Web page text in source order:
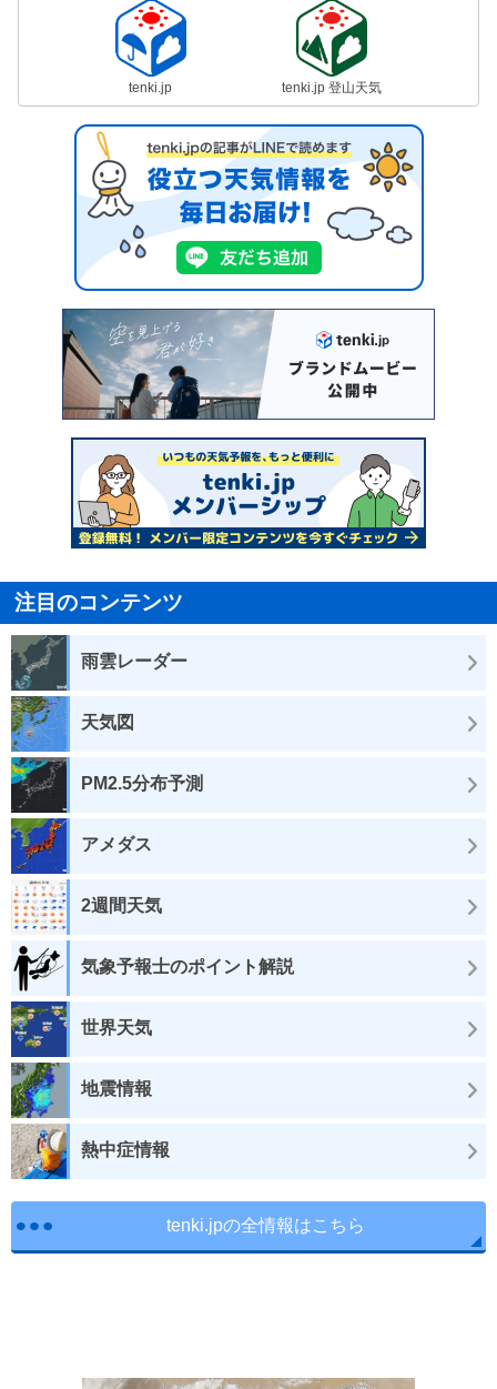
tenki.jp tenki.jp 登山天気
注目のコンテンツ
雨雲レーダー
天気図
PM2.5分布予測
アメダス
2週間天気
気象予報士のポイント解説
世界天気
地震情報
熱中症情報
tenki.jpの全情報はこちら